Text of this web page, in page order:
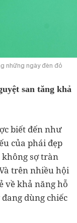
những ngày đèn đỏ
san tăng khả
biết đến như
của phái đẹp
sợ tràn
trên nhiều hội
về khả năng hỗ
dùng chiếc